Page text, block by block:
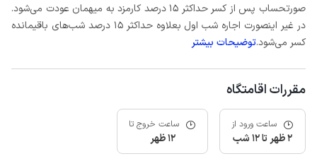
صورتحساب پس از کسر حداکثر 15 درصد کارمزد به میهمان عودت می‌شود.
در غیر اینصورت اجاره شب اول بعلاوه حداکثر 15 درصد شب‌های باقیمانده
کسر می‌شود.توضیحات بیشتر
مقررات اقامتگاه
ساعت ورود از
2 ظهر تا 12 شب
ساعت خروج تا
12 ظهر